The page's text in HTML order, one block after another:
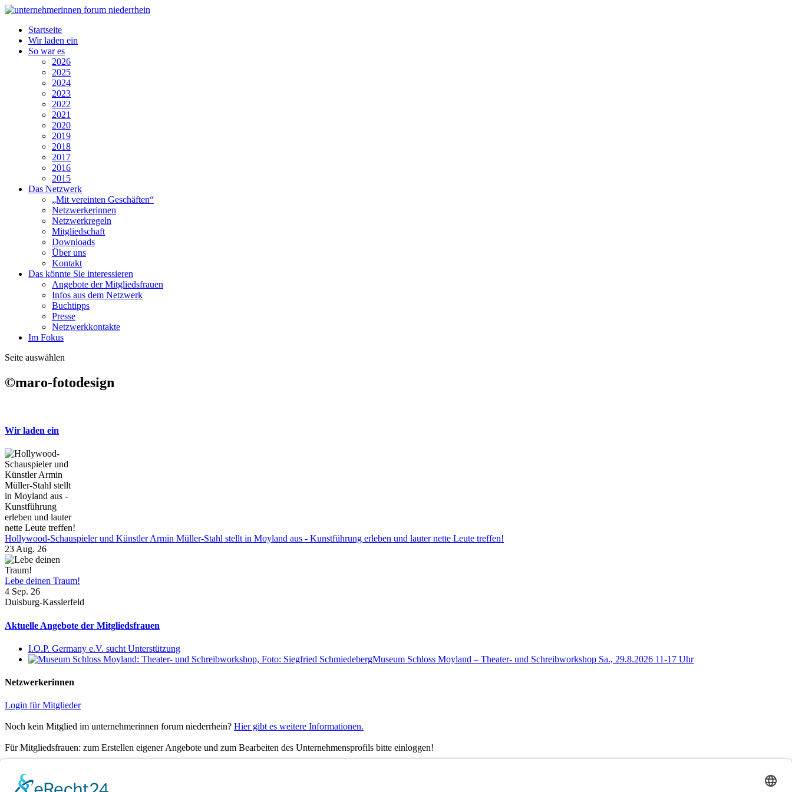
Startseite
Wir laden ein
So war es
2026
2025
2024
2023
2022
2021
2020
2019
2018
2017
2016
2015
Das Netzwerk
„Mit vereinten Geschäften“
Netzwerkerinnen
Netzwerkregeln
Mitgliedschaft
Downloads
Über uns
Kontakt
Das könnte Sie interessieren
Angebote der Mitgliedsfrauen
Infos aus dem Netzwerk
Buchtipps
Presse
Netzwerkkontakte
Im Fokus
Seite auswählen
©maro-fotodesign
Wir laden ein
Hollywood-Schauspieler und Künstler Armin Müller-Stahl stellt in Moyland aus - Kunstführung erleben und lauter nette Leute treffen!
23 Aug. 26
Lebe deinen Traum!
4 Sep. 26
Duisburg-Kasslerfeld
Aktuelle Angebote der Mitgliedsfrauen
I.O.P. Germany e.V. sucht Unterstützung
Museum Schloss Moyland – Theater- und Schreibworkshop Sa., 29.8.2026 11-17 Uhr
Netzwerkerinnen
Login für Mitglieder
Noch kein Mitglied im unternehmerinnen forum niederrhein? Hier gibt es weitere Informationen.
Für Mitgliedsfrauen: zum Erstellen eigener Angebote und zum Bearbeiten des Unternehmensprofils bitte einloggen!